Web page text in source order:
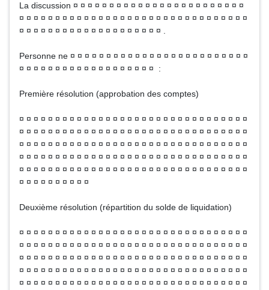
La discussion ¤ ¤ ¤ ¤ ¤ ¤ ¤ ¤ ¤ ¤ ¤ ¤ ¤ ¤ ¤ ¤ ¤ ¤ ¤ ¤ ¤ ¤ ¤ ¤
¤ ¤ ¤ ¤ ¤ ¤ ¤ ¤ ¤ ¤ ¤ ¤ ¤ ¤ ¤ ¤ ¤ ¤ ¤ ¤ ¤ ¤ ¤ ¤ ¤ ¤ ¤ ¤ ¤ ¤ ¤ ¤
¤ ¤ ¤ ¤ ¤ ¤ ¤ ¤ ¤ ¤ ¤ ¤ ¤ ¤ ¤ ¤ ¤ ¤ ¤ ¤ .
Personne ne ¤ ¤ ¤ ¤ ¤ ¤ ¤ ¤ ¤ ¤ ¤ ¤ ¤ ¤ ¤ ¤ ¤ ¤ ¤ ¤ ¤ ¤ ¤ ¤ ¤
¤ ¤ ¤ ¤ ¤ ¤ ¤ ¤ ¤ ¤ ¤ ¤ ¤ ¤ ¤ ¤ ¤ ¤ ¤ :
Première résolution (approbation des comptes)
¤ ¤ ¤ ¤ ¤ ¤ ¤ ¤ ¤ ¤ ¤ ¤ ¤ ¤ ¤ ¤ ¤ ¤ ¤ ¤ ¤ ¤ ¤ ¤ ¤ ¤ ¤ ¤ ¤ ¤ ¤ ¤
¤ ¤ ¤ ¤ ¤ ¤ ¤ ¤ ¤ ¤ ¤ ¤ ¤ ¤ ¤ ¤ ¤ ¤ ¤ ¤ ¤ ¤ ¤ ¤ ¤ ¤ ¤ ¤ ¤ ¤ ¤ ¤
¤ ¤ ¤ ¤ ¤ ¤ ¤ ¤ ¤ ¤ ¤ ¤ ¤ ¤ ¤ ¤ ¤ ¤ ¤ ¤ ¤ ¤ ¤ ¤ ¤ ¤ ¤ ¤ ¤ ¤ ¤ ¤
¤ ¤ ¤ ¤ ¤ ¤ ¤ ¤ ¤ ¤ ¤ ¤ ¤ ¤ ¤ ¤ ¤ ¤ ¤ ¤ ¤ ¤ ¤ ¤ ¤ ¤ ¤ ¤ ¤ ¤ ¤ ¤
¤ ¤ ¤ ¤ ¤ ¤ ¤ ¤ ¤ ¤ ¤ ¤ ¤ ¤ ¤ ¤ ¤ ¤ ¤ ¤ ¤ ¤ ¤ ¤ ¤ ¤ ¤ ¤ ¤ ¤ ¤ ¤
¤ ¤ ¤ ¤ ¤ ¤ ¤ ¤ ¤ ¤
Deuxième résolution (répartition du solde de liquidation)
¤ ¤ ¤ ¤ ¤ ¤ ¤ ¤ ¤ ¤ ¤ ¤ ¤ ¤ ¤ ¤ ¤ ¤ ¤ ¤ ¤ ¤ ¤ ¤ ¤ ¤ ¤ ¤ ¤ ¤ ¤ ¤
¤ ¤ ¤ ¤ ¤ ¤ ¤ ¤ ¤ ¤ ¤ ¤ ¤ ¤ ¤ ¤ ¤ ¤ ¤ ¤ ¤ ¤ ¤ ¤ ¤ ¤ ¤ ¤ ¤ ¤ ¤ ¤
¤ ¤ ¤ ¤ ¤ ¤ ¤ ¤ ¤ ¤ ¤ ¤ ¤ ¤ ¤ ¤ ¤ ¤ ¤ ¤ ¤ ¤ ¤ ¤ ¤ ¤ ¤ ¤ ¤ ¤ ¤ ¤
¤ ¤ ¤ ¤ ¤ ¤ ¤ ¤ ¤ ¤ ¤ ¤ ¤ ¤ ¤ ¤ ¤ ¤ ¤ ¤ ¤ ¤ ¤ ¤ ¤ ¤ ¤ ¤ ¤ ¤ ¤ ¤
¤ ¤ ¤ ¤ ¤ ¤ ¤ ¤ ¤ ¤ ¤ ¤ ¤ ¤ ¤ ¤ ¤ ¤ ¤ ¤ ¤ ¤ ¤ ¤ ¤ ¤ ¤ ¤ ¤ ¤ ¤ ¤